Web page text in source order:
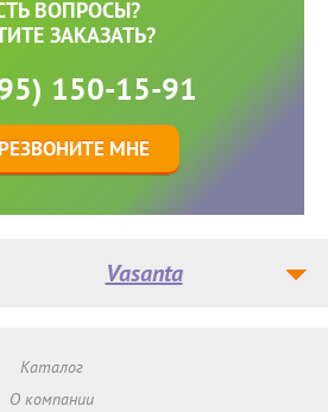
ВОПРОСЫ?
ЗАКАЗАТЬ?
150-15-91
МНЕ
Vasanta
Каталог
О компании